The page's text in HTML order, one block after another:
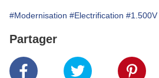
#Modernisation #Electrification #1.500V
Partager